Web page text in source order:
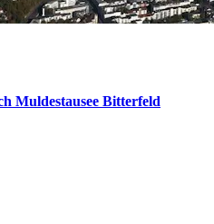
Muldestausee Bitterfeld